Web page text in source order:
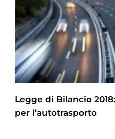
Legge di Bilancio
per l’autotrasporto